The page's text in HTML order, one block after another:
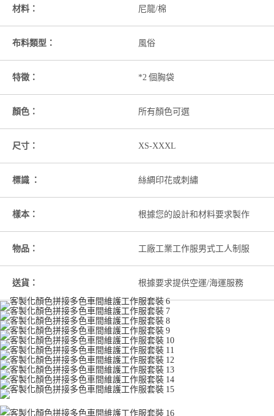
材料： 尼龍/棉
布料類型： 風俗
特徵： *2 個胸袋
顏色： 所有顏色可選
尺寸： XS-XXXL
標識 ： 絲綢印花或刺繡
樣本： 根據您的設計和材料要求製作
物品： 工廠工業工作服男式工人制服
送貨： 根據要求提供空運/海運服務